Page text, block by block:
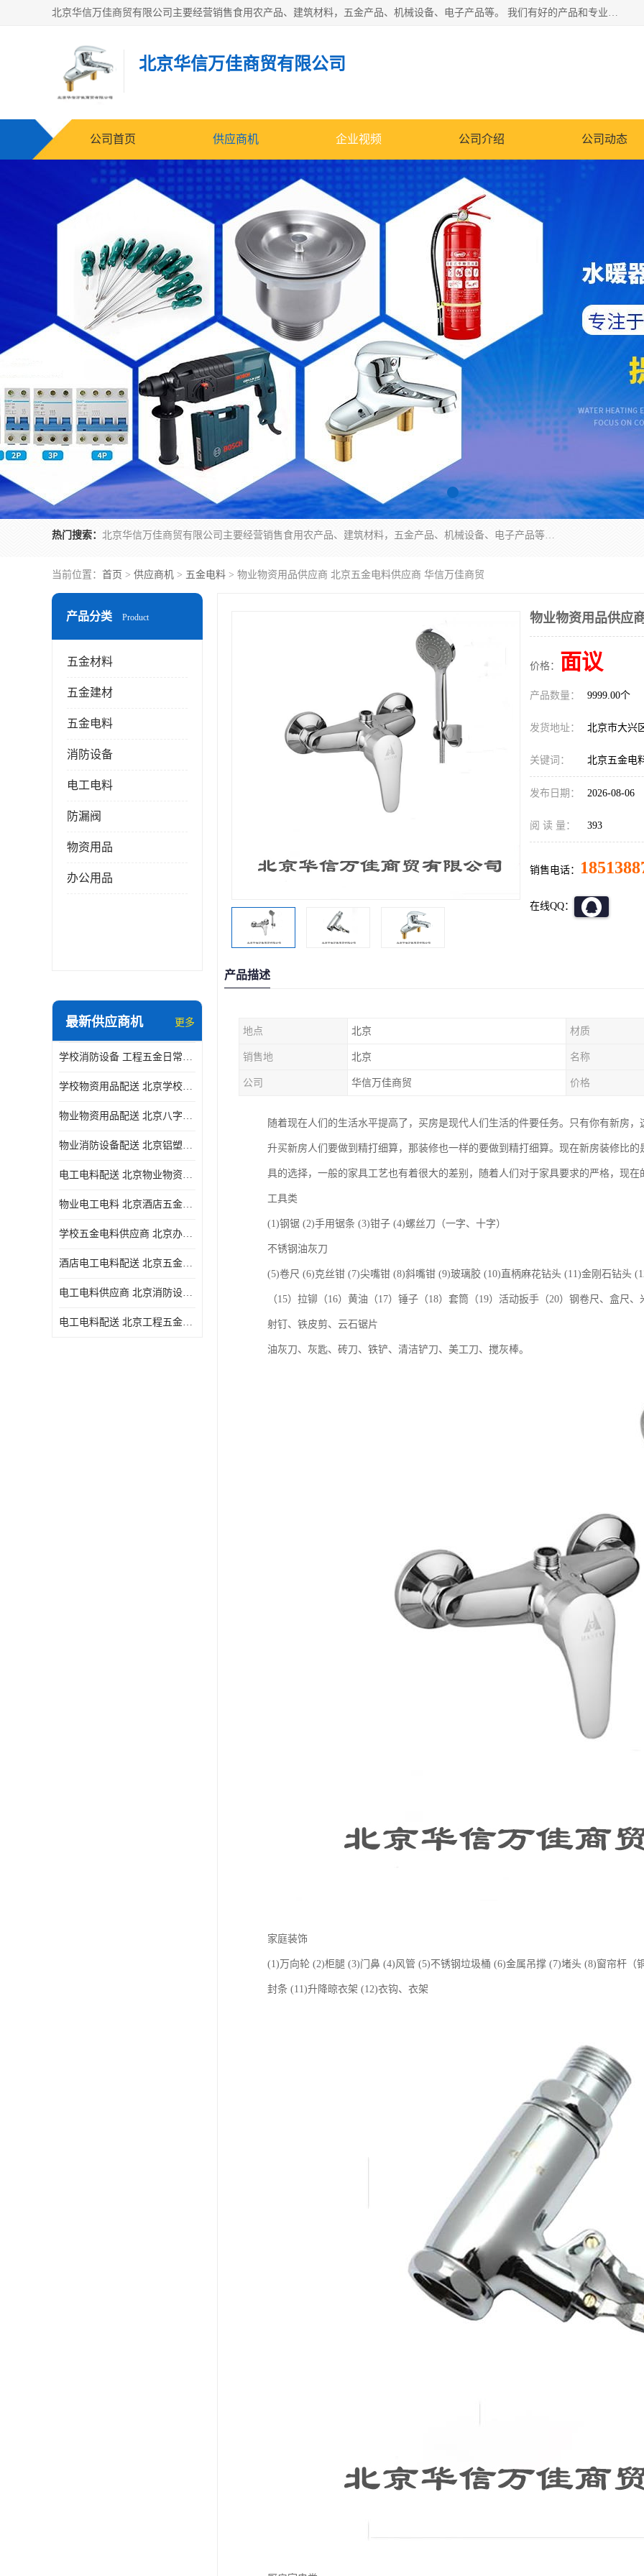
北京华信万佳商贸有限公司主要经营销售食用农产品、建筑材料，五金产品、机械设备、电子产品等。 我们有好的产品和专业的销售和技术团队，始终为客户提供好的产品和技术支持、健全的售后服务，如果您对我公司的产品服务有兴趣，期待您在线留言或者来电咨询!
北京华信万佳商贸有限公司
公司首页 供应商机 企业视频 公司介绍 公司动态
热门搜索： 北京华信万佳商贸有限公司主要经营销售食用农产品、建筑材料，五金产品、机械设备、电子产品等。 我们有好的产品和专业的销售和技术团队，始终为客户提供好的产品和技术支持、健全的售后服务，如果您对我公司的产品服务有兴趣，期待您在线留言或者来电咨询!
当前位置： 首页 > 供应商机 > 五金电料 > 物业物资用品供应商 北京五金电料供应商 华信万佳商贸
产品分类 Product
五金材料
五金建材
五金电料
消防设备
电工电料
防漏阀
物资用品
办公用品
最新供应商机 更多
学校消防设备 工程五金日常供应
学校物资用品配送 北京学校五金电料供应商
物业物资用品配送 北京八字阀供应
物业消防设备配送 北京铝塑管配送
电工电料配送 北京物业物资用品配送 一站式采购供应
物业电工电料 北京酒店五金电料配送 华信万佳商贸
学校五金电料供应商 北京办公用品供应商 一站式采购供应
酒店电工电料配送 北京五金电料 华信万佳商贸
电工电料供应商 北京消防设备 一站式采购供应
电工电料配送 北京工程五金材料配送 华信万佳商贸
物业物资用品供应
价格： 面议
产品数量： 9999.00个
发货地址： 北京市大
关键词： 北京五金电
发布日期： 2026-08-06
阅 读 量： 393
销售电话：
在线QQ：
产品描述
地点 北京 材质
销售地 北京 名称
公司 华信万佳商贸 价格
随着现在人们的生活水平提高了，买房是现代人们生活的件要任务。只有你有新房
升买新房人们要做到精打细算，那装修也一样的要做到精打细算。现在新房装修比
具的选择，一般的家具工艺也有着很大的差别，随着人们对于家具要求的严格，现
工具类
(1)钢锯 (2)手用锯条 (3)钳子 (4)螺丝刀（一字、十字）
不锈钢油灰刀
(5)卷尺 (6)克丝钳 (7)尖嘴钳 (8)斜嘴钳 (9)玻璃胶 (10)直柄麻花钻头 (11)金刚石钻头
（15）拉铆（16）黄油（17）锤子（18）套筒（19）活动扳手（20）钢卷尺、盒尺、
射钉、铁皮剪、云石锯片
油灰刀、灰匙、砖刀、铁铲、清洁铲刀、美工刀、搅灰棒。
家庭装饰
(1)万向轮 (2)柜腿 (3)门鼻 (4)风管 (5)不锈钢垃圾桶 (6)金属吊撑 (7)堵头 (8)窗帘杆（
封条 (11)升降晾衣架 (12)衣钩、衣架